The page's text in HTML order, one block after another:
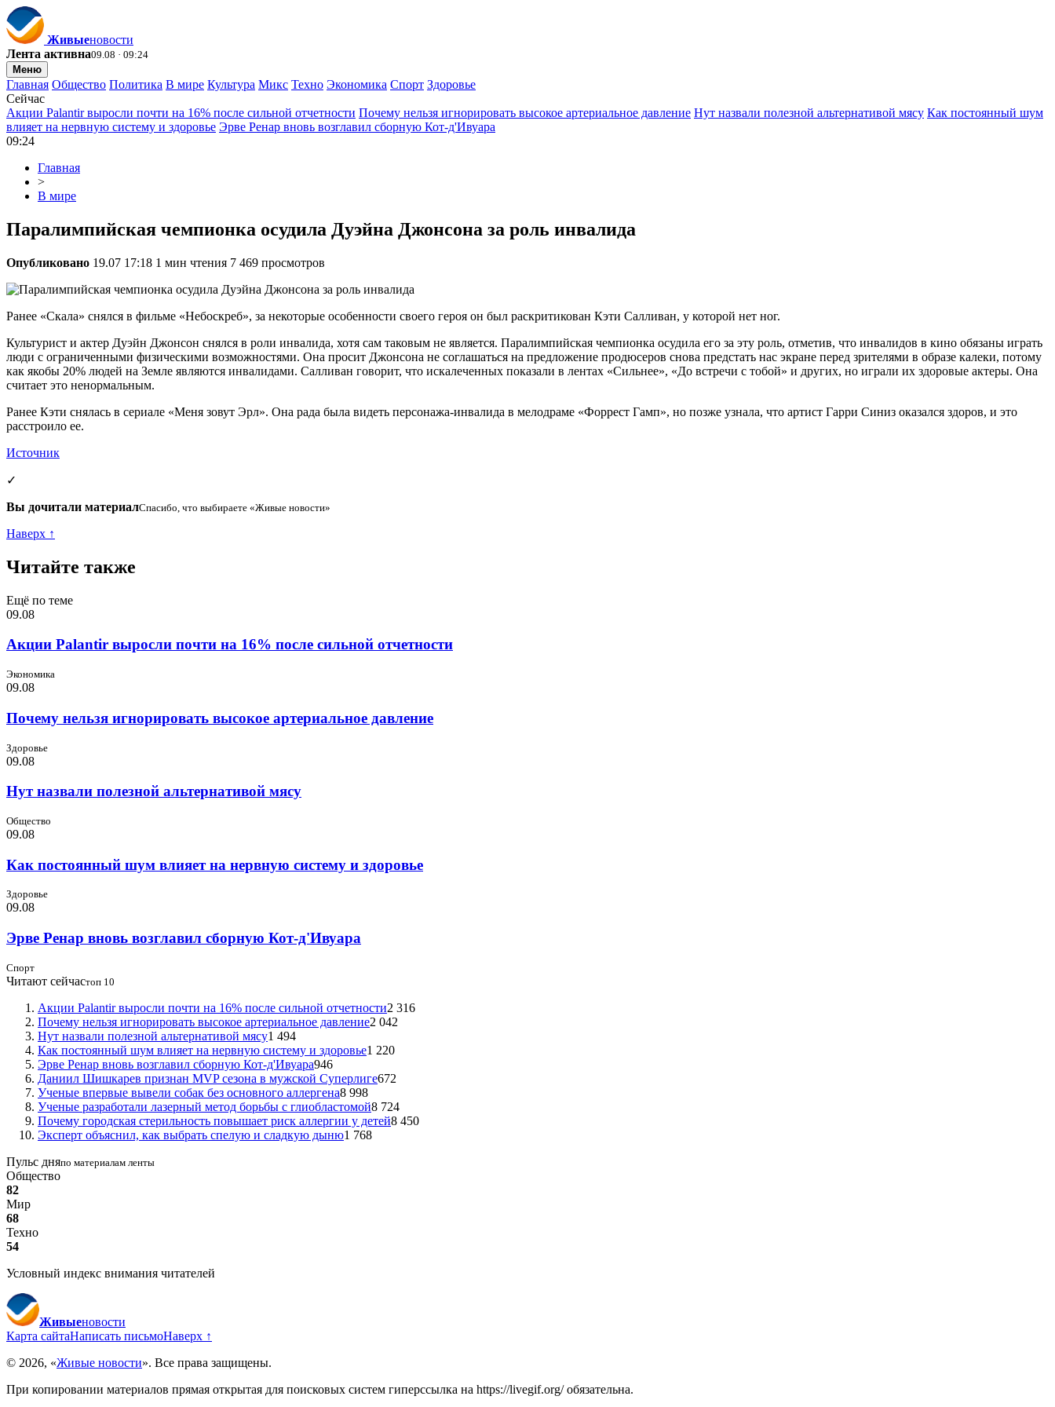
Живыеновости
Лента активна09.08 · 09:24
Меню
Главная Общество Политика В мире Культура Микс Техно Экономика Спорт Здоровье
Сейчас
Акции Palantir выросли почти на 16% после сильной отчетности Почему нельзя игнорировать высокое артериальное давление Нут назвали полезной альтернативой мясу Как постоянный шум
влияет на нервную систему и здоровье Эрве Ренар вновь возглавил сборную Кот-д'Ивуара
09:24
Главная
>
В мире
Паралимпийская чемпионка осудила Дуэйна Джонсона за роль инвалида
Опубликовано 19.07 17:18 1 мин чтения 7 469 просмотров
Ранее «Скала» снялся в фильме «Небоскреб», за некоторые особенности своего героя он был раскритикован Кэти Салливан, у которой нет ног.
Культурист и актер Дуэйн Джонсон снялся в роли инвалида, хотя сам таковым не является. Паралимпийская чемпионка осудила его за эту роль, отметив, что инвалидов в кино обязаны играть
люди с ограниченными физическими возможностями. Она просит Джонсона не соглашаться на предложение продюсеров снова предстать нас экране перед зрителями в образе калеки, потому
как якобы 20% людей на Земле являются инвалидами. Салливан говорит, что искалеченных показали в лентах «Сильнее», «До встречи с тобой» и других, но играли их здоровые актеры. Она
считает это ненормальным.
Ранее Кэти снялась в сериале «Меня зовут Эрл». Она рада была видеть персонажа-инвалида в мелодраме «Форрест Гамп», но позже узнала, что артист Гарри Синиз оказался здоров, и это
расстроило ее.
Источник
✓
Вы дочитали материалСпасибо, что выбираете «Живые новости»
Наверх ↑
Читайте также
Ещё по теме
09.08
Акции Palantir выросли почти на 16% после сильной отчетности
Экономика
09.08
Почему нельзя игнорировать высокое артериальное давление
Здоровье
09.08
Нут назвали полезной альтернативой мясу
Общество
09.08
Как постоянный шум влияет на нервную систему и здоровье
Здоровье
09.08
Эрве Ренар вновь возглавил сборную Кот-д'Ивуара
Спорт
Читают сейчастоп 10
Акции Palantir выросли почти на 16% после сильной отчетности2 316
Почему нельзя игнорировать высокое артериальное давление2 042
Нут назвали полезной альтернативой мясу1 494
Как постоянный шум влияет на нервную систему и здоровье1 220
Эрве Ренар вновь возглавил сборную Кот-д'Ивуара946
Даниил Шишкарев признан MVP сезона в мужской Суперлиге672
Ученые впервые вывели собак без основного аллергена8 998
Ученые разработали лазерный метод борьбы с глиобластомой8 724
Почему городская стерильность повышает риск аллергии у детей8 450
Эксперт объяснил, как выбрать спелую и сладкую дыню1 768
Пульс дняпо материалам ленты
Общество
82
Мир
68
Техно
54
Условный индекс внимания читателей
Живыеновости
Карта сайтаНаписать письмоНаверх ↑
© 2026, «Живые новости». Все права защищены.
При копировании материалов прямая открытая для поисковых систем гиперссылка на https://livegif.org/ обязательна.